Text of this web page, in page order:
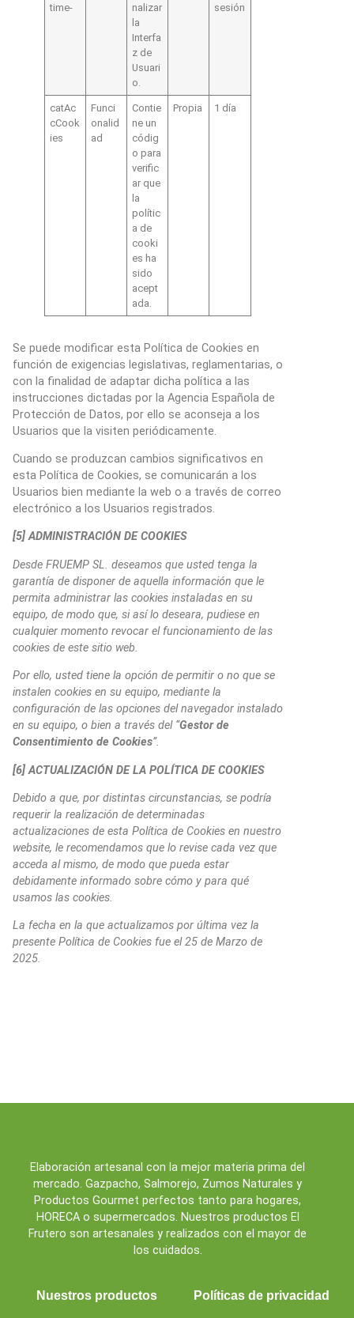
time-
nalizar
la
Interfa
z de
Usuari
o.
sesión
catAc
cCook
ies
Funci
onalid
ad
Contie
ne un
códig
o para
verific
ar que
la
polític
a de
cooki
es ha
sido
acept
ada.
Propia 1 día
Se puede modificar esta Política de Cookies en
función de exigencias legislativas, reglamentarias, o
con la finalidad de adaptar dicha política a las
instrucciones dictadas por la Agencia Española de
Protección de Datos, por ello se aconseja a los
Usuarios que la visiten periódicamente.
Cuando se produzcan cambios significativos en
esta Política de Cookies, se comunicarán a los
Usuarios bien mediante la web o a través de correo
electrónico a los Usuarios registrados.
[5] ADMINISTRACIÓN DE COOKIES
Desde FRUEMP SL. deseamos que usted tenga la
garantía de disponer de aquella información que le
permita administrar las cookies instaladas en su
equipo, de modo que, si así lo deseara, pudiese en
cualquier momento revocar el funcionamiento de las
cookies de este sitio web.
Por ello, usted tiene la opción de permitir o no que se
instalen cookies en su equipo, mediante la
configuración de las opciones del navegador instalado
en su equipo, o bien a través del “Gestor de
Consentimiento de Cookies”.
[6] ACTUALIZACIÓN DE LA POLÍTICA DE COOKIES
Debido a que, por distintas circunstancias, se podría
requerir la realización de determinadas
actualizaciones de esta Política de Cookies en nuestro
website, le recomendamos que lo revise cada vez que
acceda al mismo, de modo que pueda estar
debidamente informado sobre cómo y para qué
usamos las cookies.
La fecha en la que actualizamos por última vez la
presente Política de Cookies fue el 25 de Marzo de
2025.
Elaboración artesanal con la mejor materia prima del
mercado. Gazpacho, Salmorejo, Zumos Naturales y
Productos Gourmet perfectos tanto para hogares,
HORECA o supermercados. Nuestros productos El
Frutero son artesanales y realizados con el mayor de
los cuidados.
Nuestros productos Políticas de privacidad